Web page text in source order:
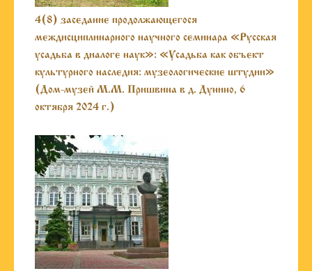
4(8) заседание продолжающегося
междисциплинарного научного семинара «Русская
усадьба в диалоге наук»: «Усадьба как объект
культурного наследия: музеологические штудии»
(Дом-музей М.М. Пришвина в д. Дунино, 6
октября 2024 г.)